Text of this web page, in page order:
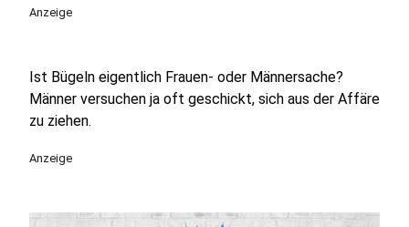
Anzeige
Ist Bügeln eigentlich Frauen- oder Männersache?
Männer versuchen ja oft geschickt, sich aus der Affäre
zu ziehen.
Anzeige